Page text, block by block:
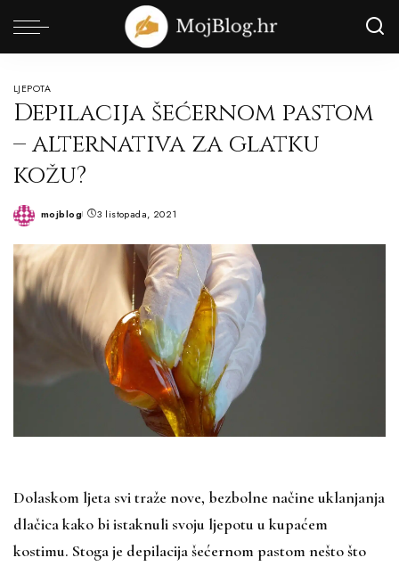
LJEPOTA
Depilacija šećernom pastom
– alternativa za glatku
kožu?
Posted
mojblog 3 listopada, 2021
Dolaskom ljeta svi traže nove, bezbolne načine uklanjanja
dlačica kako bi istaknuli svoju ljepotu u kupaćem
kostimu. Stoga je depilacija šećernom pastom nešto što